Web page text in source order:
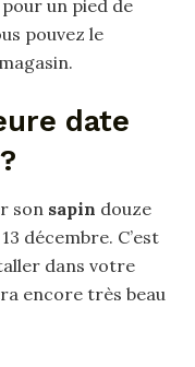
un pied de
pouvez le
date
son sapin douze
décembre. C’est
dans votre
encore très beau